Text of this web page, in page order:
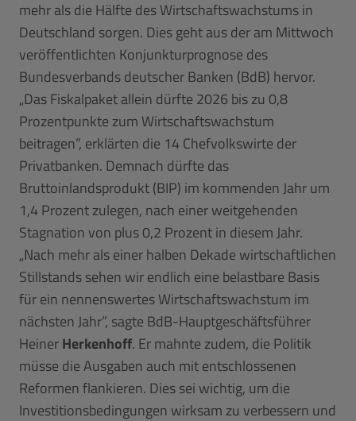
mehr als die Hälfte des Wirtschaftswachstums in
Deutschland sorgen. Dies geht aus der am Mittwoch
veröffentlichten Konjunkturprognose des
Bundesverbands deutscher Banken (BdB) hervor.
„Das Fiskalpaket allein dürfte 2026 bis zu 0,8
Prozentpunkte zum Wirtschaftswachstum
beitragen”, erklärten die 14 Chefvolkswirte der
Privatbanken. Demnach dürfte das
Bruttoinlandsprodukt (BIP) im kommenden Jahr um
1,4 Prozent zulegen, nach einer weitgehenden
Stagnation von plus 0,2 Prozent in diesem Jahr.
„Nach mehr als einer halben Dekade wirtschaftlichen
Stillstands sehen wir endlich eine belastbare Basis
für ein nennenswertes Wirtschaftswachstum im
nächsten Jahr”, sagte BdB-Hauptgeschäftsführer
HeinerHerkenhoff. Er mahnte zudem, die Politik
müsse die Ausgaben auch mit entschlossenen
Reformen flankieren. Dies sei wichtig, um die
Investitionsbedingungen wirksam zu verbessern und